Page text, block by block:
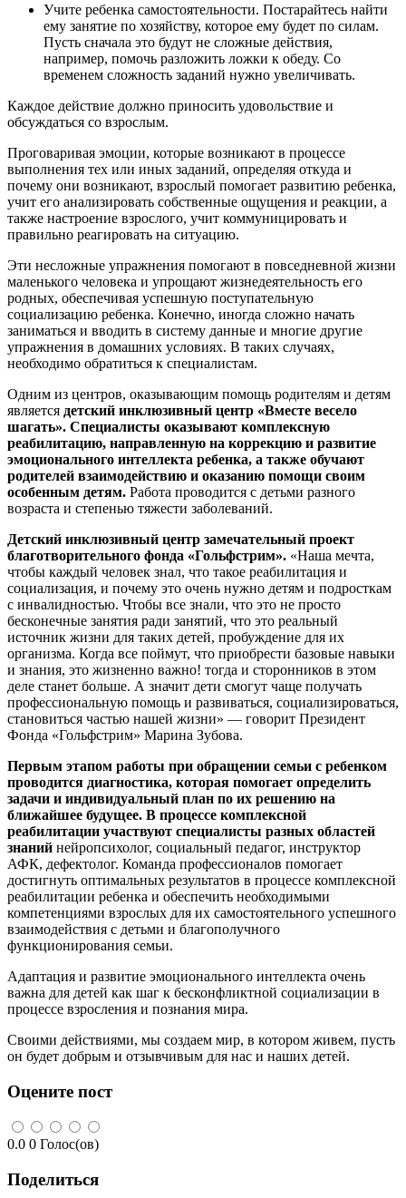
Учите ребенка самостоятельности. Постарайтесь найти
ему занятие по хозяйству, которое ему будет по силам.
Пусть сначала это будут не сложные действия,
например, помочь разложить ложки к обеду. Со
временем сложность заданий нужно увеличивать.
Каждое действие должно приносить удовольствие и
обсуждаться со взрослым.
Проговаривая эмоции, которые возникают в процессе
выполнения тех или иных заданий, определяя откуда и
почему они возникают, взрослый помогает развитию ребенка,
учит его анализировать собственные ощущения и реакции, а
также настроение взрослого, учит коммуницировать и
правильно реагировать на ситуацию.
Эти несложные упражнения помогают в повседневной жизни
маленького человека и упрощают жизнедеятельность его
родных, обеспечивая успешную поступательную
социализацию ребенка. Конечно, иногда сложно начать
заниматься и вводить в систему данные и многие другие
упражнения в домашних условиях. В таких случаях,
необходимо обратиться к специалистам.
Одним из центров, оказывающим помощь родителям и детям
является детский инклюзивный центр «Вместе весело
шагать». Специалисты оказывают комплексную
реабилитацию, направленную на коррекцию и развитие
эмоционального интеллекта ребенка, а также обучают
родителей взаимодействию и оказанию помощи своим
особенным детям. Работа проводится с детьми разного
возраста и степенью тяжести заболеваний.
Детский инклюзивный центр замечательный проект
благотворительного фонда «Гольфстрим». «Наша мечта,
чтобы каждый человек знал, что такое реабилитация и
социализация, и почему это очень нужно детям и подросткам
с инвалидностью. Чтобы все знали, что это не просто
бесконечные занятия ради занятий, что это реальный
источник жизни для таких детей, пробуждение для их
организма. Когда все поймут, что приобрести базовые навыки
и знания, это жизненно важно! тогда и сторонников в этом
деле станет больше. А значит дети смогут чаще получать
профессиональную помощь и развиваться, социализироваться,
становиться частью нашей жизни» — говорит Президент
Фонда «Гольфстрим» Марина Зубова.
Первым этапом работы при обращении семьи с ребенком
проводится диагностика, которая помогает определить
задачи и индивидуальный план по их решению на
ближайшее будущее. В процессе комплексной
реабилитации участвуют специалисты разных областей
знаний нейропсихолог, социальный педагог, инструктор
АФК, дефектолог. Команда профессионалов помогает
достигнуть оптимальных результатов в процессе комплексной
реабилитации ребенка и обеспечить необходимыми
компетенциями взрослых для их самостоятельного успешного
взаимодействия с детьми и благополучного
функционирования семьи.
Адаптация и развитие эмоционального интеллекта очень
важна для детей как шаг к бесконфликтной социализации в
процессе взросления и познания мира.
Своими действиями, мы создаем мир, в котором живем, пусть
он будет добрым и отзывчивым для нас и наших детей.
Оцените пост
0.0 0 Голос(ов)
Поделиться